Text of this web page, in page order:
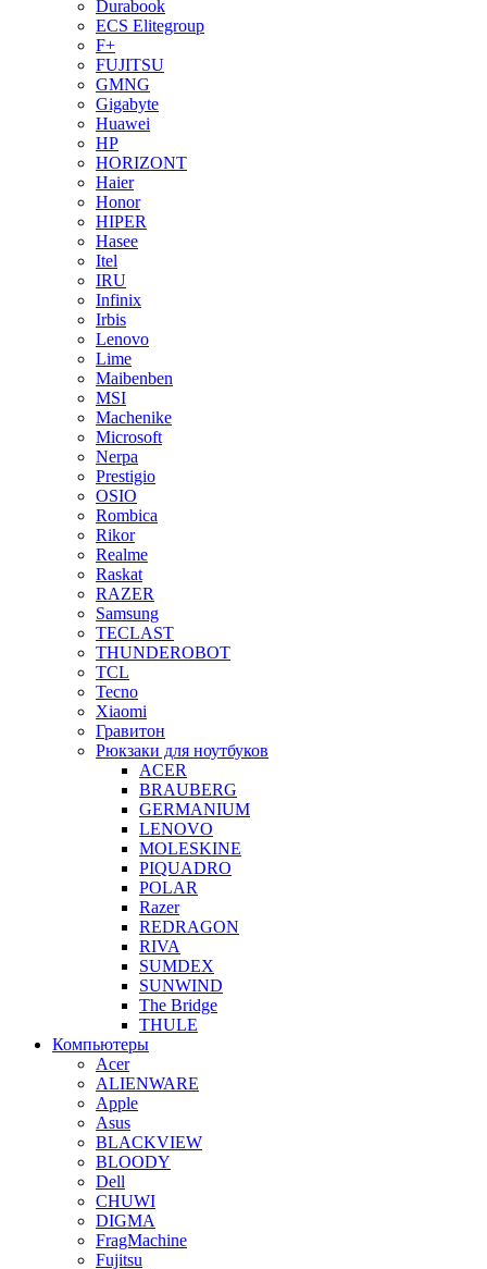
Durabook
ECS Elitegroup
F+
FUJITSU
GMNG
Gigabyte
Huawei
HP
HORIZONT
Haier
Honor
HIPER
Hasee
Itel
IRU
Infinix
Irbis
Lenovo
Lime
Maibenben
MSI
Machenike
Microsoft
Nerpa
Prestigio
OSIO
Rombica
Rikor
Realme
Raskat
RAZER
Samsung
TECLAST
THUNDEROBOT
TCL
Tecno
Xiaomi
Гравитон
Рюкзаки для ноутбуков
ACER
BRAUBERG
GERMANIUM
LENOVO
MOLESKINE
PIQUADRO
POLAR
Razer
REDRAGON
RIVA
SUMDEX
SUNWIND
The Bridge
THULE
Компьютеры
Acer
ALIENWARE
Apple
Asus
BLACKVIEW
BLOODY
Dell
CHUWI
DIGMA
FragMachine
Fujitsu